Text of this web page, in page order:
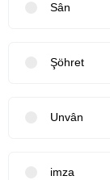
Sân
Şöhret
Unvân
imza